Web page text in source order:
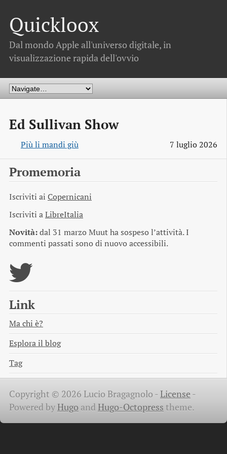
Quickloox
Dal mondo Apple all'universo digitale, in
visualizzazione rapida dell'ovvio
Ed Sullivan Show
Più li mandi giù 7 luglio 2026
Promemoria
Iscriviti ai Copernicani
Iscriviti aLibreItalia
Novità:dal 31 marzo Muut ha sospeso l’attività. I
commenti passati sono di nuovo accessibili.
Link
Ma chi è?
Esplora il blog
Tag
Copyright © 2026 Lucio Bragagnolo -License -
Powered byHugo and Hugo-Octopress theme.